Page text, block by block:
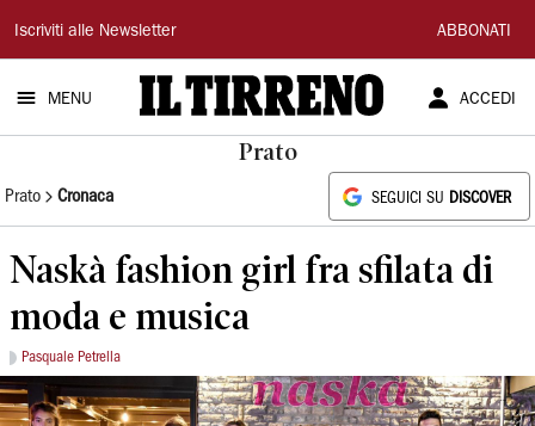
Il
Tirreno
Iscriviti alle Newsletter ABBONATI
MENU ACCEDI
Prato
Prato Cronaca SEGUICI SU DISCOVER
Naskà fashion girl fra sfilata di
moda e musica
Pasquale Petrella